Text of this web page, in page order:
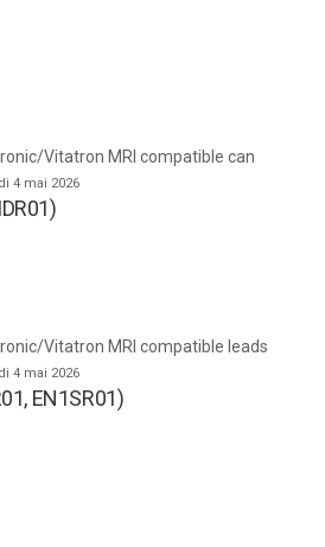
Vitatron MRI compatible can
4 mai 2026
Vitatron MRI compatible leads
4 mai 2026
EN1SR01)